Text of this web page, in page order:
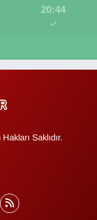
20:44
Saklıdır.